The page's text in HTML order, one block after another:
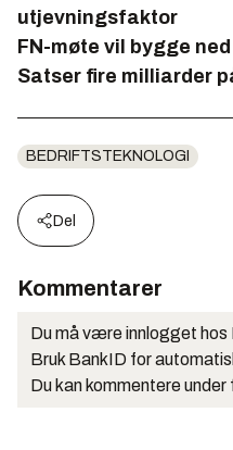
utjevningsfaktor
FN-møte vil bygge
Satser fire milliarder
BEDRIFTSTEKNOLOGI
Del
Kommentarer
Du må være innlogget
Bruk BankID for
Du kan kommentere under